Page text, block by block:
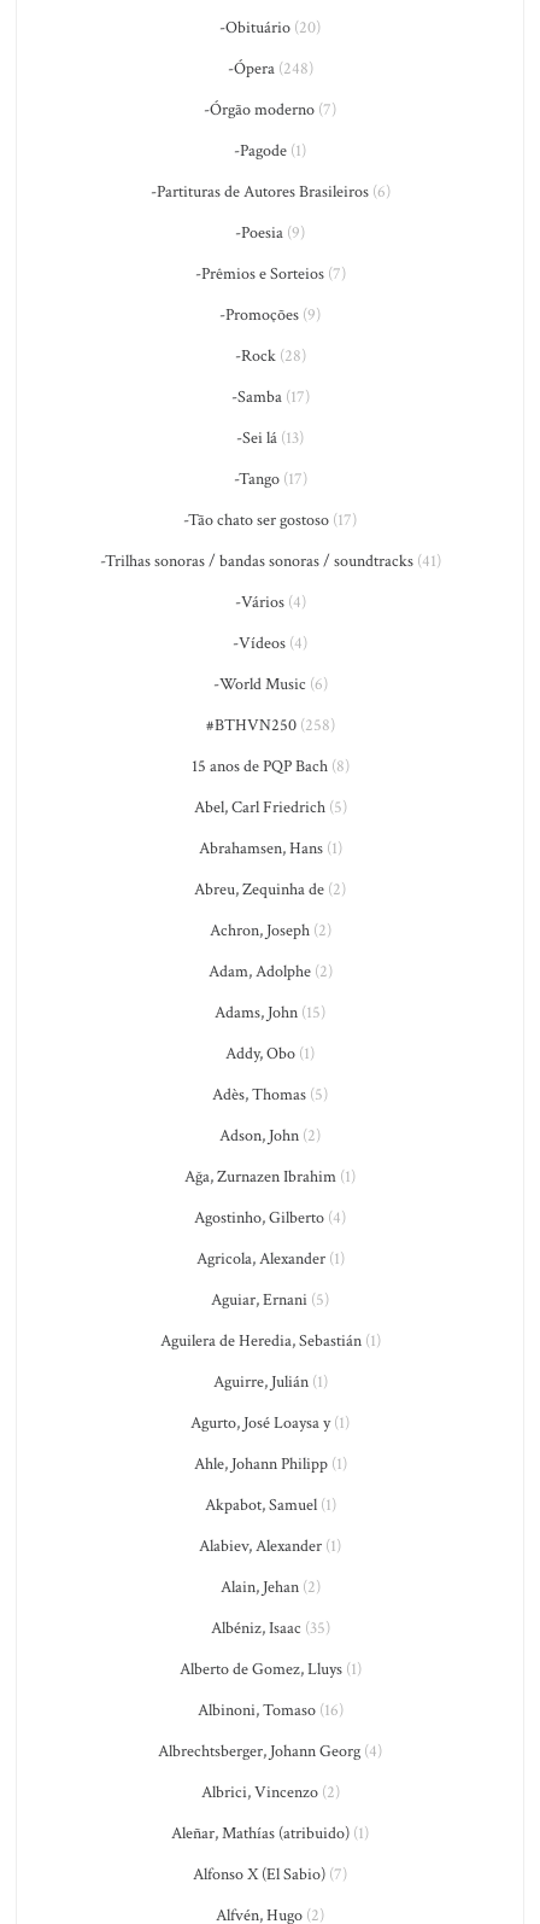
-Obituário (20)
-Ópera(248)
-Órgão moderno (7)
-Pagode (1)
-Partituras de Autores Brasileiros(6)
-Poesia (9)
-Prêmios e Sorteios(7)
-Promoções (9)
-Rock(28)
-Samba(17)
-Sei lá (13)
-Tango(17)
-Tão chato ser gostoso (17)
-Trilhas sonoras / bandas sonoras / soundtracks(41)
-Vários(4)
-Vídeos (4)
-World Music (6)
#BTHVN250(258)
15 anos de PQP Bach(8)
Abel, Carl Friedrich(5)
Abrahamsen, Hans(1)
Abreu, Zequinha de (2)
Achron, Joseph(2)
Adam, Adolphe(2)
Adams, John (15)
Addy, Obo (1)
Adès, Thomas (5)
Adson, John (2)
Ağa, Zurnazen Ibrahim (1)
Agostinho, Gilberto (4)
Agricola, Alexander(1)
Aguiar, Ernani (5)
Aguilera de Heredia, Sebastián(1)
Aguirre, Julián(1)
Agurto, José Loaysa y(1)
Ahle, Johann Philipp(1)
Akpabot, Samuel(1)
Alabiev, Alexander (1)
Alain, Jehan(2)
Albéniz, Isaac (35)
Alberto de Gomez, Lluys(1)
Albinoni, Tomaso(16)
Albrechtsberger, Johann Georg (4)
Albrici, Vincenzo(2)
Aleñar, Mathías (atribuido) (1)
Alfonso X (El Sabio) (7)
Alfvén, Hugo (2)